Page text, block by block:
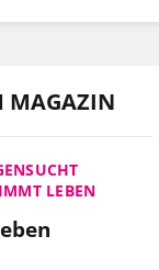
MAGAZIN
LEBEN